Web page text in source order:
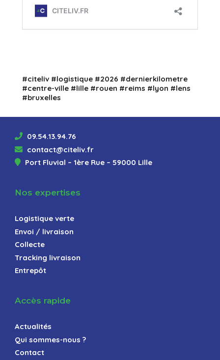
#citeliv #logistique #2026 #dernierkilometre
#centre-ville #lille #rouen #reims #lyon #lens
#bruxelles
09.54.13.94.76
contact@citeliv.fr
Port Fluvial – 1ère Rue – 59000 Lille
Nos expertises
Logistique verte
Envoi / livraison
Collecte
Tracking livraison
Entrepôt
Accès rapide
Actualités
Qui sommes-nous ?
Contact